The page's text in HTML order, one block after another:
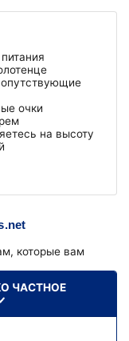
очки
на высоту
ЧАСТНОЕ